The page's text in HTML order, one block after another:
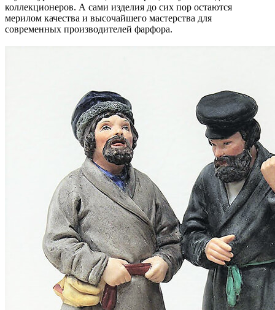
коллекционеров. А сами изделия до сих пор остаются
мерилом качества и высочайшего мастерства для
современных производителей фарфора.